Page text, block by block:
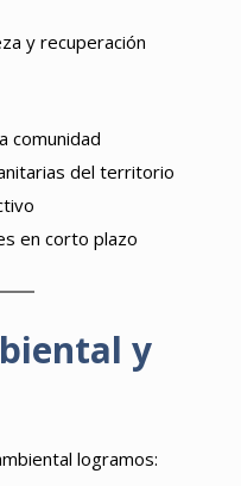
y recuperación
comunidad
del territorio
en corto plazo
y
logramos: